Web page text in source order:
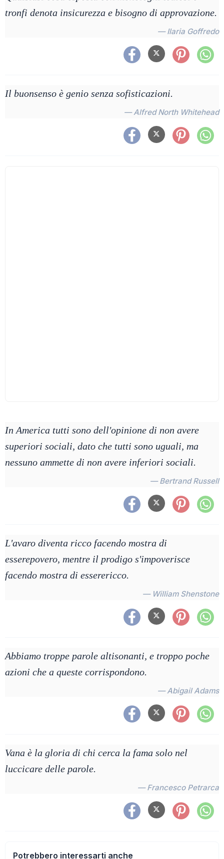
tronfi denota insicurezza e bisogno di approvazione.
— Ilaria Goffredo
Il buonsenso è genio senza sofisticazioni.
— Alfred North Whitehead
In America tutti sono dell'opinione di non avere
superiori sociali, dato che tutti sono uguali, ma
nessuno ammette di non avere inferiori sociali.
— Bertrand Russell
L'avaro diventa ricco facendo mostra di
esserepovero, mentre il prodigo s'impoverisce
facendo mostra di esserericco.
— William Shenstone
Abbiamo troppe parole altisonanti, e troppo poche
azioni che a queste corrispondono.
— Abigail Adams
Vana è la gloria di chi cerca la fama solo nel
luccicare delle parole.
— Francesco Petrarca
Potrebbero interessarti anche